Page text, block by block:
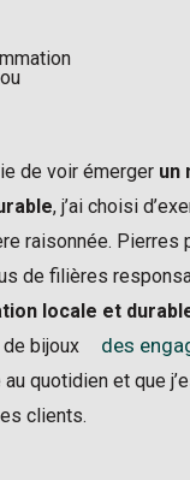
de voir émerger un
, j’ai choisi
raisonnée. Pierres
de filières
locale et
bijoux
des
quotidien et que
clients.